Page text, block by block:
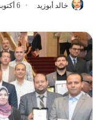
خالد أبوزيد 6 أكتوبر، 2022